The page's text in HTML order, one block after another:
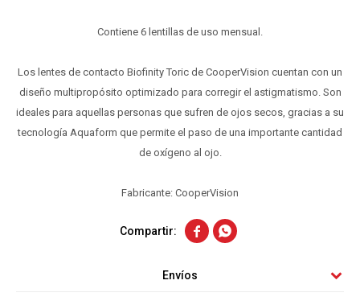
Contiene 6 lentillas de uso mensual.
Los lentes de contacto Biofinity Toric de CooperVision cuentan con un
diseño multipropósito optimizado para corregir el astigmatismo. Son
ideales para aquellas personas que sufren de ojos secos, gracias a su
tecnología Aquaform que permite el paso de una importante cantidad
de oxígeno al ojo.
Fabricante: CooperVision
 
Envíos